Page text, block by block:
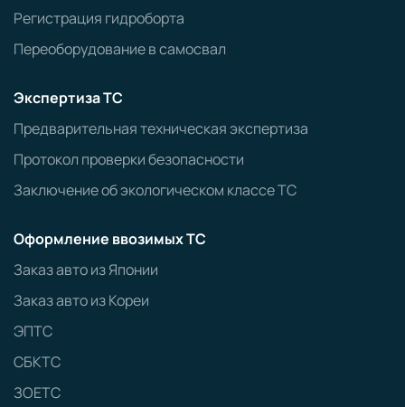
Регистрация гидроборта
Переоборудование в самосвал
Экспертиза ТС
Предварительная техническая экспертиза
Протокол проверки безопасности
Заключение об экологическом классе ТС
Оформление ввозимых ТС
Заказ авто из Японии
Заказ авто из Кореи
ЭПТС
СБКТС
ЗОЕТС